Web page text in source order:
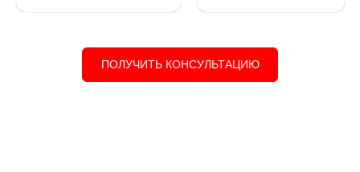
ПОЛУЧИТЬ КОНСУЛЬТАЦИЮ